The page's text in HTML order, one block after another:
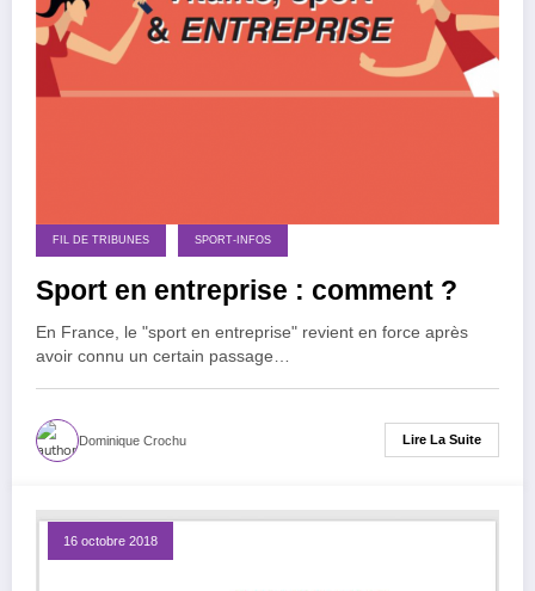
FIL DE TRIBUNES SPORT-INFOS
Sport en entreprise : comment ?
En France, le "sport en entreprise" revient en force après
avoir connu un certain passage…
Dominique Crochu Lire La Suite
16 octobre 2018